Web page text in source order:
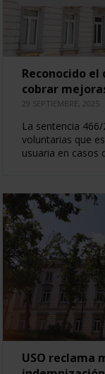
Reconocido
cobrar
29 SEPTIEMBRE, 2025
La sentencia
voluntarias que
usuaria en casos
USO reclama